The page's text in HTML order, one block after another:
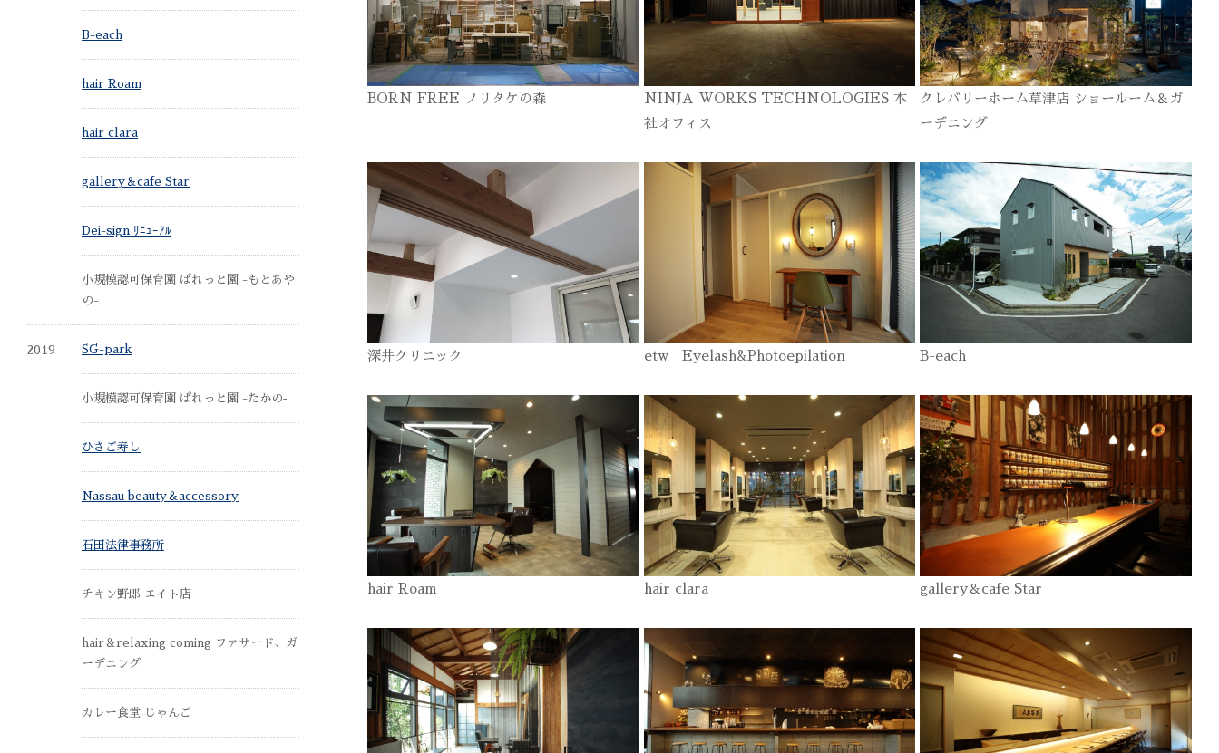
B-each
hair Roam
hair clara
gallery＆cafe Star
Dei-sign ﾘﾆｭｰｱﾙ
小規模認可保育園 ぱれっと園 -もとあや
の-
2019 SG-park
小規模認可保育園 ぱれっと園 -たかの‐
ひさご寿し
Nassau beauty＆accessory
石田法律事務所
チキン野郎 エイト店
hair＆relaxing coming ファサード、ガ
ーデニング
カレー食堂 じゃんご
BORN FREE ノリタケの森
NINJA WORKS TECHNOLOGIES 本
社オフィス
クレバリーホーム草津店 ショールーム＆ガ
ーデニング
深井クリニック etw Eyelash&Photoepilation B-each
hair Roam hair clara gallery＆cafe Star